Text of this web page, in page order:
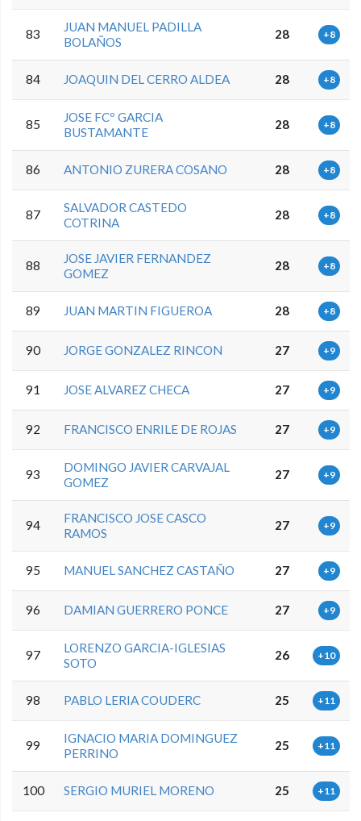
83
JUAN MANUEL PADILLA
BOLAÑOS
28 +8
84 JOAQUIN DEL CERRO ALDEA 28 +8
85
JOSE FCº GARCIA
BUSTAMANTE
28 +8
86 ANTONIO ZURERA COSANO 28 +8
87
SALVADOR CASTEDO
COTRINA
28 +8
88
JOSE JAVIER FERNANDEZ
GOMEZ
28 +8
89 JUAN MARTIN FIGUEROA 28 +8
90 JORGE GONZALEZ RINCON 27 +9
91 JOSE ALVAREZ CHECA 27 +9
92 FRANCISCO ENRILE DE ROJAS 27 +9
93
DOMINGO JAVIER CARVAJAL
GOMEZ
27 +9
94
FRANCISCO JOSE CASCO
RAMOS
27 +9
95 MANUEL SANCHEZ CASTAÑO 27 +9
96 DAMIAN GUERRERO PONCE 27 +9
97
LORENZO GARCIA-IGLESIAS
SOTO
26 +10
98 PABLO LERIA COUDERC 25 +11
99
IGNACIO MARIA DOMINGUEZ
PERRINO
25 +11
100 SERGIO MURIEL MORENO 25 +11